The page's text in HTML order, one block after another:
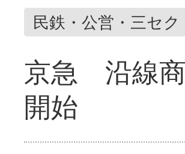
民鉄・公営・三セク
京急 沿線商
開始